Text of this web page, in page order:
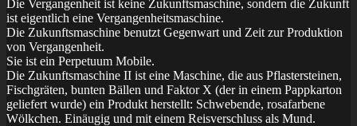
Die Vergangenheit ist keine Zukunftsmaschine, sondern die Zukunft
ist eigentlich eine Vergangenheitsmaschine.
Die Zukunftsmaschine benutzt Gegenwart und Zeit zur Produktion
von Vergangenheit.
Sie ist ein Perpetuum Mobile.
Die Zukunftsmaschine II ist eine Maschine, die aus Pflastersteinen,
Fischgräten, bunten Bällen und Faktor X (der in einem Pappkarton
geliefert wurde) ein Produkt herstellt: Schwebende, rosafarbene
Wölkchen. Einäugig und mit einem Reisverschluss als Mund.